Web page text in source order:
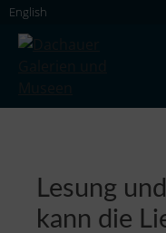
Skip
content
English
Lesung
kann die